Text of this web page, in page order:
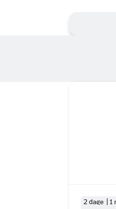
2 dage | 1